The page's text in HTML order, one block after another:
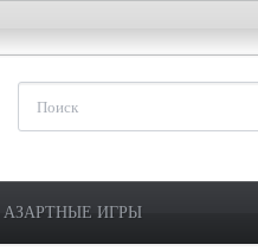
АЗАРТНЫЕ ИГРЫ